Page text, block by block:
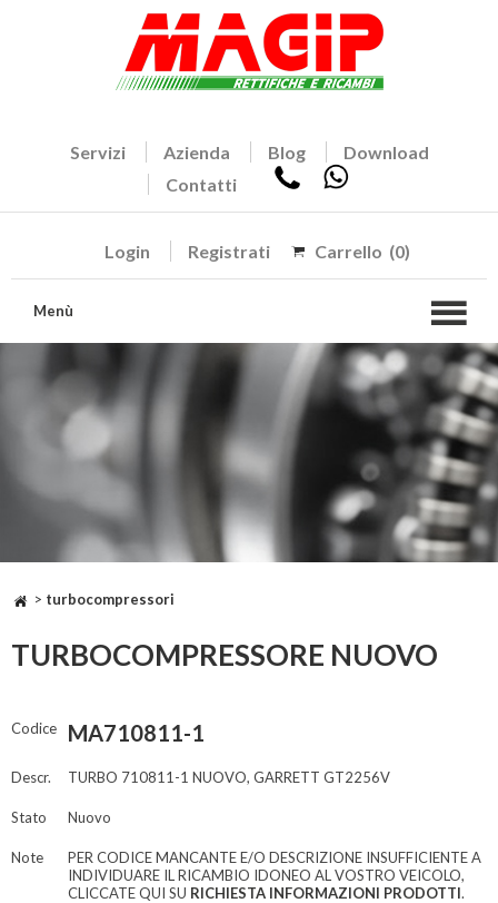
Servizi Azienda Blog
Download
Contatti
Login Registrati Carrello (0)
Menù
> turbocompressori
TURBOCOMPRESSORE NUOVO
Codice MA710811-1
Descr. TURBO 710811-1 NUOVO, GARRETT GT2256V
Stato Nuovo
Note
PER CODICE MANCANTE E/O DESCRIZIONE INSUFFICIENTE A
INDIVIDUARE IL RICAMBIO IDONEO AL VOSTRO VEICOLO,
CLICCATE QUI SU RICHIESTA INFORMAZIONI PRODOTTI.